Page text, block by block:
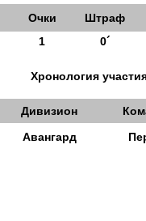
Очки
Штраф
1 0´
Хронология
Дивизион
Авангард